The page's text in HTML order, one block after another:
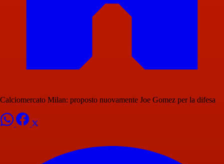
Calciomercato Milan: proposto nuovamente Joe Gomez per la difesa